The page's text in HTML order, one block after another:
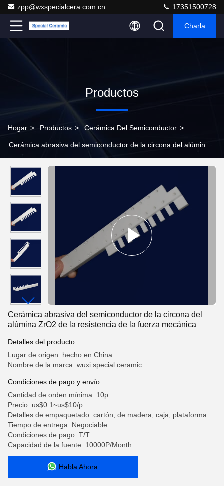
zpp@wxspecialcera.com.cn 17351500728
Charla
Productos
Hogar > Productos > Cerámica Del Semiconductor >
Cerámica abrasiva del semiconductor de la circona del alúmina
Cerámica abrasiva del semiconductor de la circona del
alúmina ZrO2 de la resistencia de la fuerza mecánica
Detalles del producto
Lugar de origen: hecho en China
Nombre de la marca: wuxi special ceramic
Condiciones de pago y envío
Cantidad de orden mínima: 10p
Precio: us$0.1~us$10/p
Detalles de empaquetado: cartón, de madera, caja, plataforma
Tiempo de entrega: Negociable
Condiciones de pago: T/T
Capacidad de la fuente: 10000P/Month
Habla Ahora.